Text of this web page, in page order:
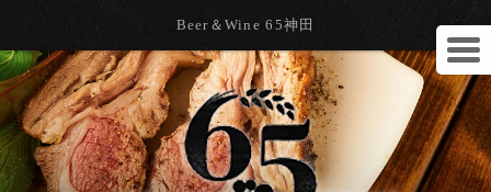
Beer＆Wine 65神田